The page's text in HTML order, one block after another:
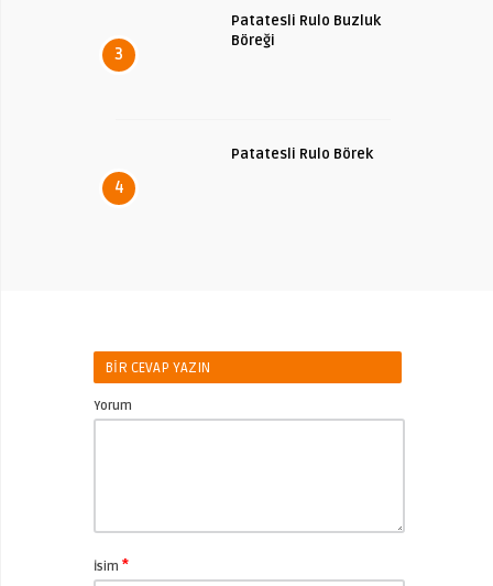
3
Patatesli Rulo Buzluk
Böreği
4
Patatesli Rulo Börek
BIR CEVAP YAZIN
Yorum
İsim *